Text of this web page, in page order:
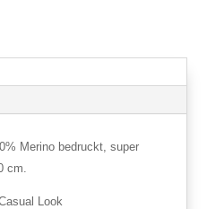
Merino bedruckt, super
cm.
Look